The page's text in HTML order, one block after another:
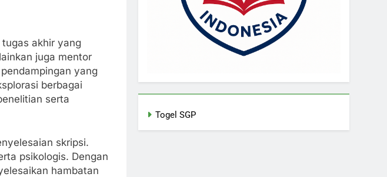
akhir yang
juga mentor
yang
berbagai
serta
skripsi.
psikologis. Dengan
hambatan
Togel SGP